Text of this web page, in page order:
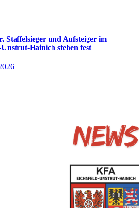
Staffelsieger und Aufsteiger im
Hainich stehen fest